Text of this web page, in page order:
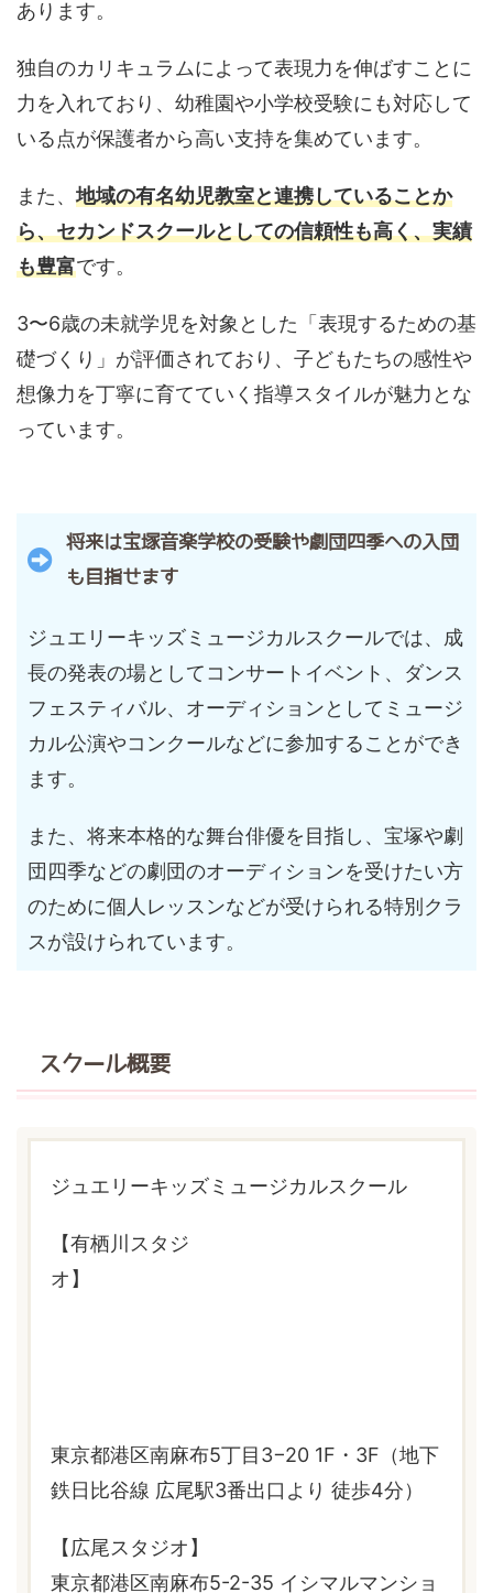
あります。
独自のカリキュラムによって表現力を伸ばすことに
力を入れており、幼稚園や小学校受験にも対応して
いる点が保護者から高い支持を集めています。
また、地域の有名幼児教室と連携していることか
ら、セカンドスクールとしての信頼性も高く、実績
も豊富です。
3〜6歳の未就学児を対象とした「表現するための基
礎づくり」が評価されており、子どもたちの感性や
想像力を丁寧に育てていく指導スタイルが魅力とな
っています。
将来は宝塚音楽学校の受験や劇団四季への入団
も目指せます
ジュエリーキッズミュージカルスクールでは、成
長の発表の場としてコンサートイベント、ダンス
フェスティバル、オーディションとしてミュージ
カル公演やコンクールなどに参加することができ
ます。
また、将来本格的な舞台俳優を目指し、宝塚や劇
団四季などの劇団のオーディションを受けたい方
のために個人レッスンなどが受けられる特別クラ
スが設けられています。
スクール概要
ジュエリーキッズミュージカルスクール
【有栖川スタジ
オ】
東京都港区南麻布5丁目3−20 1F・3F（地下
鉄日比谷線 広尾駅3番出口より 徒歩4分）
【広尾スタジオ】
東京都港区南麻布5-2-35 イシマルマンショ